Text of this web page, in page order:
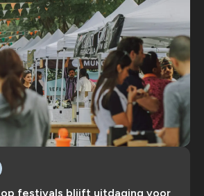
festivals blijft uitdaging voor